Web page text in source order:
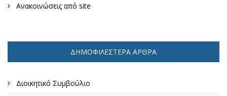
Ανακοινώσεις από site
ΔΗΜΟΦΙΛΈΣΤΕΡΑ ΆΡΘΡΑ
Διοικητικό Συμβούλιο